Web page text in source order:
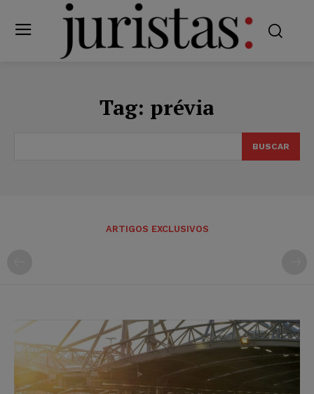
Tag: prévia
BUSCAR
ARTIGOS EXCLUSIVOS